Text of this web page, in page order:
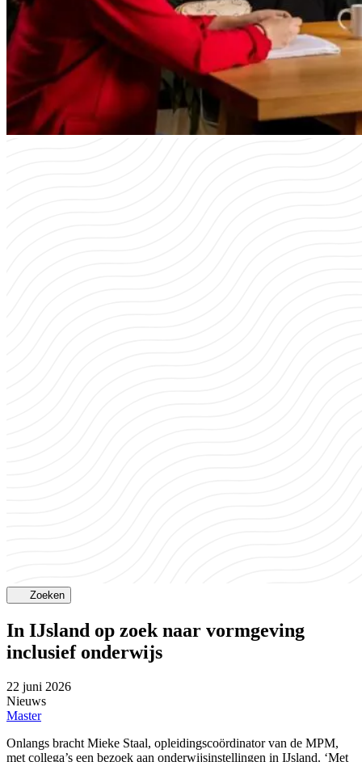
Zoeken
In IJsland op zoek naar vormgeving
inclusief onderwijs
22 juni 2026
Nieuws
Master
Onlangs bracht Mieke Staal, opleidingscoördinator van de MPM,
met collega’s een bezoek aan onderwijsinstellingen in IJsland. ‘Met